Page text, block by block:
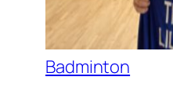
Badminton